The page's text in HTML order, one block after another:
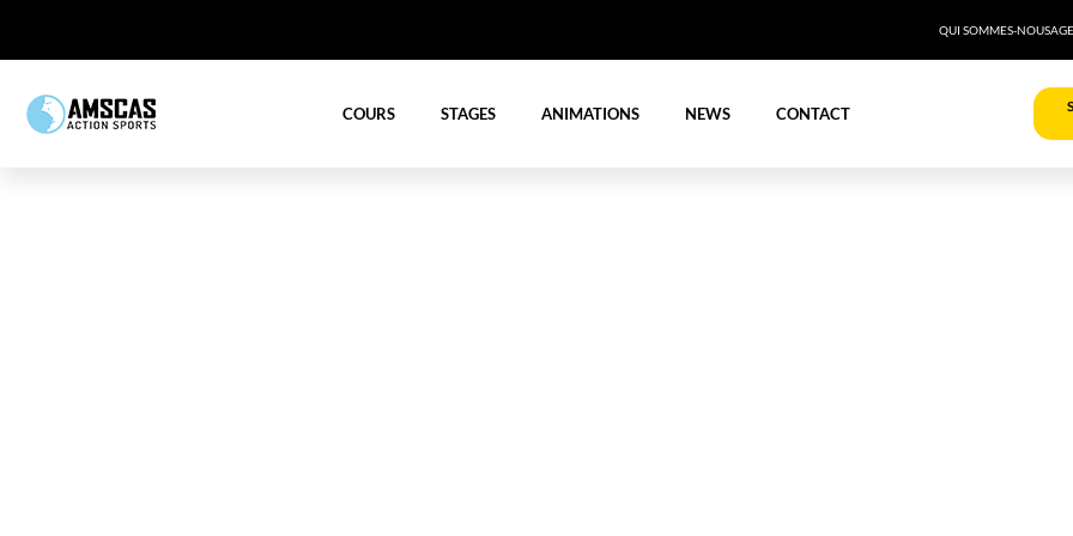
QUI SOMMES-NOUS
COURS STAGES ANIMATIONS NEWS CONTACT